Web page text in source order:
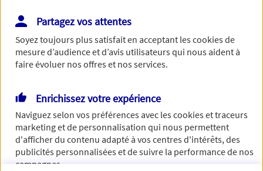
Toutes nos excuses, une erreur technique nous empêche
de traiter votre demande. N'hésitez pas à rafraichir ce
formulaire dans quelques minutes.
Si besoin, vous pouvez nous joindre via notre page de
contact.
> Nous contacter
Partagez vos attentes
Soyez toujours plus satisfait en acceptant lescookiesde
mesure d’audience et d’avis utilisateurs qui nous aident à
faire évoluer nos offres et nos services.
Enrichissez votre expérience
Naviguez selon vos préférences avec lescookies et traceurs
marketing et de personnalisation qui nous permettent
d'afficher du contenu adapté à vos centres d'intérêts, des
publicités personnalisées et de suivre la performance de nos
campagnes.